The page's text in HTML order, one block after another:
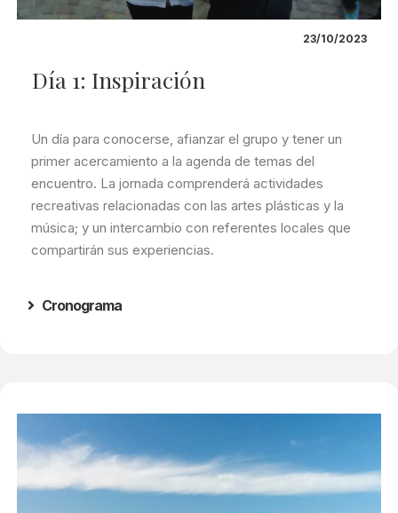
23/10/2023
Día 1: Inspiración
Un día para conocerse, afianzar el grupo y tener un
primer acercamiento a la agenda de temas del
encuentro. La jornada comprenderá actividades
recreativas relacionadas con las artes plásticas y la
música; y un intercambio con referentes locales que
compartirán sus experiencias.
Cronograma